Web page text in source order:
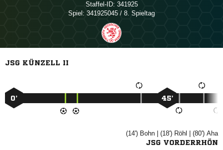
Staffel-ID: 341925
Spiel: 341925045 / 8. Spieltag
JSG KÜNZELL II
0’ 45’
(14')  | (18')  | (80') 
JSG VORDERRHÖN